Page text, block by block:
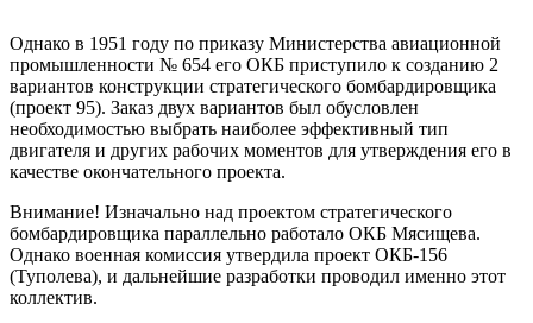
Однако в 1951 году по приказу Министерства авиационной
промышленности № 654 его ОКБ приступило к созданию 2
вариантов конструкции стратегического бомбардировщика
(проект 95). Заказ двух вариантов был обусловлен
необходимостью выбрать наиболее эффективный тип
двигателя и других рабочих моментов для утверждения его в
качестве окончательного проекта.
Внимание! Изначально над проектом стратегического
бомбардировщика параллельно работало ОКБ Мясищева.
Однако военная комиссия утвердила проект ОКБ-156
(Туполева), и дальнейшие разработки проводил именно этот
коллектив.